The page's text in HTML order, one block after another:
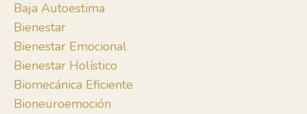
Baja Autoestima
Bienestar
Bienestar Emocional
Bienestar Holístico
Biomecánica Eficiente
Bioneuroemoción